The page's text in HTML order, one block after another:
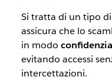
Si tratta di un tipo
assicura che lo
in modo
evitando accessi
intercettazioni.